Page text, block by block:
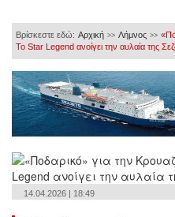
Βρίσκεστε εδώ: Αρχική >> Λήμνος >>
Το Star Legend ανοίγει την αυλαία της
14.04.2026 | 18:49